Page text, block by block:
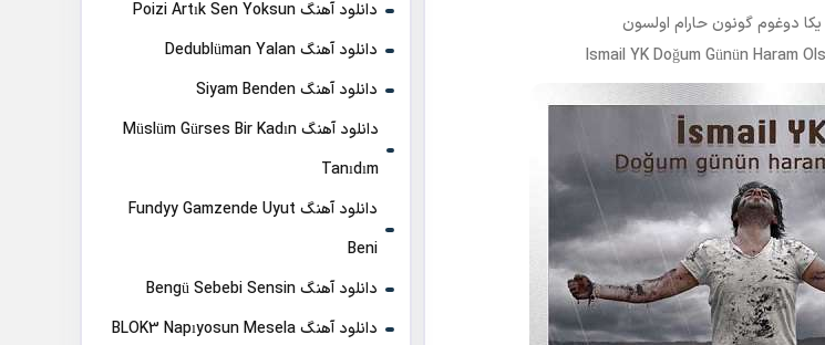
دوغوم گونون حارام اولسون
Ismail YK Doğum Günün Haram
دانلود آهنگ Poizi Artık Sen Yoksun
دانلود آهنگ Dedublüman Yalan
دانلود آهنگ Siyam Benden
دانلود آهنگ Müslüm Gürses Bir Kadın
Tanıdım
دانلود آهنگ Fundyy Gamzende Uyut
Beni
دانلود آهنگ Bengü Sebebi Sensin
دانلود آهنگ BLOK3 Napıyosun Mesela